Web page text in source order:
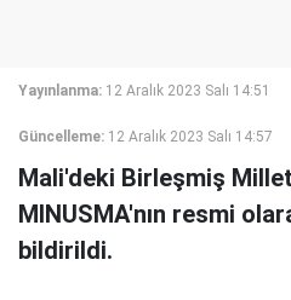
Yayınlanma: 12 Aralık 2023 Salı 14:51
Güncelleme: 12 Aralık 2023 Salı 14:57
Mali'deki Birleşmiş
MINUSMA'nın resmi
bildirildi.